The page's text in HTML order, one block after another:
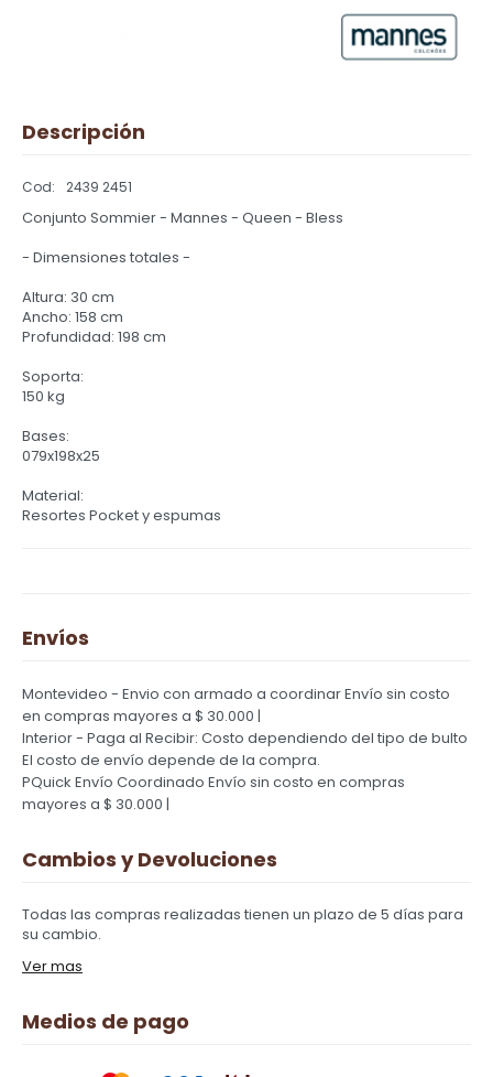
Descripción
2439 2451
Conjunto Sommier - Mannes - Queen - Bless
- Dimensiones totales -
Altura: 30 cm
Ancho: 158 cm
Profundidad: 198 cm
Soporta:
150 kg
Bases:
079x198x25
Material:
Resortes Pocket y espumas
Envíos
Montevideo - Envio con armado a coordinarEnvío sin costo
en compras mayores a $ 30.000 |
Interior - Paga al Recibir: Costo dependiendo del tipo de bulto
El costo de envío depende de la compra.
PQuick Envío Coordinado Envío sin costo en compras
mayores a $ 30.000 |
Cambios y Devoluciones
Todas las compras realizadas tienen un plazo de 5 días para
su cambio.
Ver mas
Medios de pago